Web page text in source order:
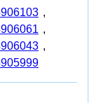
,
,
,